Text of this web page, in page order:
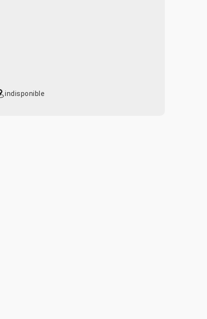
indisponible